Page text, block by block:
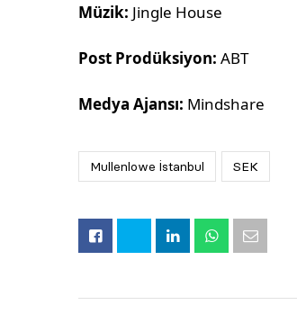
Müzik: Jingle House
Post Prodüksiyon:ABT
Medya Ajansı: Mindshare
Mullenlowe İstanbul SEK